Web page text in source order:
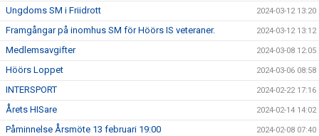
Ungdoms SM i Friidrott 2024-03-12 13:20
Framgångar på inomhus SM för Höörs IS veteraner. 2024-03-12 13:12
Medlemsavgifter 2024-03-08 12:05
Höörs Loppet 2024-03-06 08:58
INTERSPORT 2024-02-22 17:16
Årets HISare 2024-02-14 14:02
Påminnelse Årsmöte 13 februari 19:00 2024-02-08 07:40